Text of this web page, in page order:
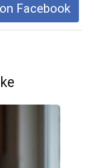
Facebook